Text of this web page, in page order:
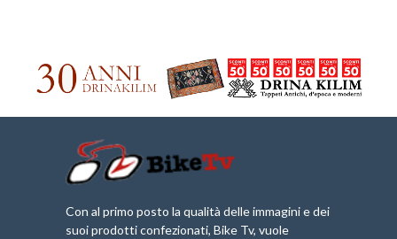
Con al primo posto la qualità delle immagini e dei
suoi prodotti confezionati, Bike Tv, vuole